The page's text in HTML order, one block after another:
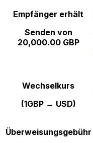
Empfänger erhält
Senden von
20,000.00 GBP
Wechselkurs
(1GBP → USD)
Überweisungsgebühr